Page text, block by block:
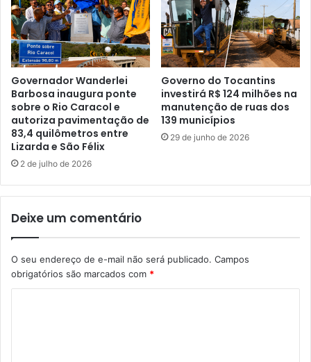
Governador Wanderlei
Barbosa inaugura ponte
sobre o Rio Caracol e
autoriza pavimentação de
83,4 quilômetros entre
Lizarda e São Félix
2 de julho de 2026
Governo do Tocantins
investirá R$ 124 milhões na
manutenção de ruas dos
139 municípios
29 de junho de 2026
Deixe um comentário
O seu endereço de e-mail não será publicado. Campos
obrigatórios são marcados com *